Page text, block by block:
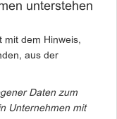
unterstehen
mit dem Hinweis,
aus der
Daten zum
Unternehmen mit